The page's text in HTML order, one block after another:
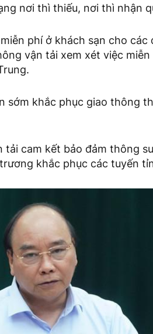
nơi thì thiếu, nơi thì nhận
phí ở khách sạn cho các
vận tải xem xét việc
sớm khắc phục giao thông
tải cam kết bảo đảm thông
khắc phục các tuyến